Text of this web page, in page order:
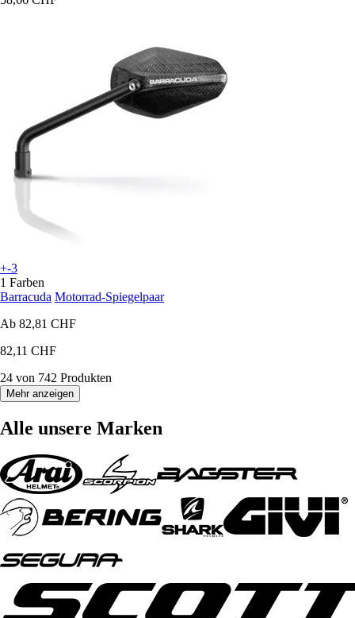
+-3
1 Farben
Barracuda Motorrad-Spiegelpaar
Ab 82,81 CHF
82,11 CHF
24 von 742 Produkten
Mehr anzeigen
Alle unsere Marken